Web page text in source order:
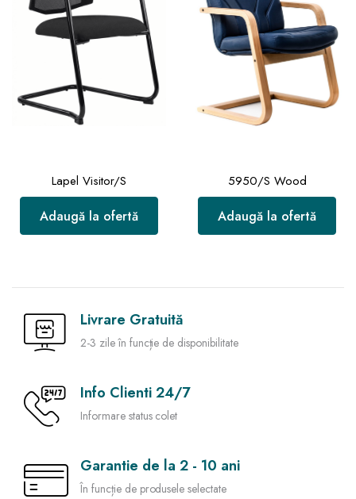
Lapel Visitor/S
Adaugă la ofertă
5950/S Wood
Adaugă la ofertă
Livrare Gratuită
2-3 zile în funcție de disponibilitate
Info Clienti 24/7
Informare status colet
Garantie de la 2 - 10 ani
În funcție de produsele selectate